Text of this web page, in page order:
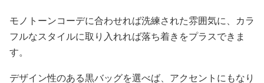
モノトーンコーデに合わせれば洗練された雰囲気に、カラ
フルなスタイルに取り入れれば落ち着きをプラスできま
す。
デザイン性のある黒バッグを選べば、アクセントにもなり